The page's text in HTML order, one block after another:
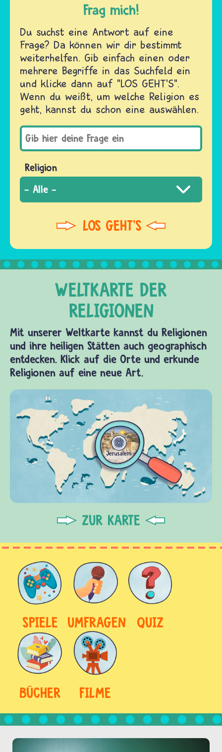
Frag mich!
Du suchst eine Antwort auf eine
Frage? Da können wir dir bestimmt
weiterhelfen. Gib einfach einen oder
mehrere Begriffe in das Suchfeld ein
und klicke dann auf "LOS GEHT'S".
Wenn du weißt, um welche Religion es
geht, kannst du schon eine auswählen.
Religion
Mit unserer Weltkarte kannst du Religionen
und ihre heiligen Stätten auch geographisch
entdecken. Klick auf die Orte und erkunde
Religionen auf eine neue Art.
ZUR KARTE
SPIELE UMFRAGEN QUIZ
BÜCHER FILME